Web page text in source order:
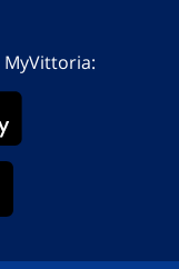
MyVittoria: